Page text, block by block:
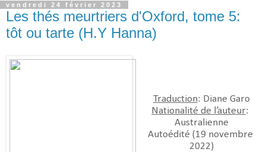
vendredi 24 février 2023
Les thés meurtriers d'Oxford, tome 5:
tôt ou tarte (H.Y Hanna)
Traduction: Diane Garo
Nationalité de l’auteur:
Australienne
Autoédité (19 novembre
2022)